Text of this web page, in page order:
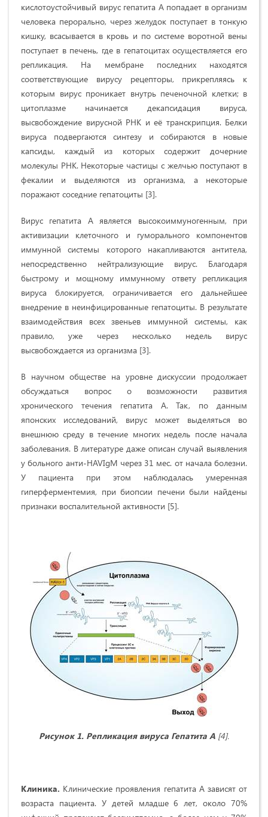
кислотоустойчивый вирус гепатита А попадает в организм
человека перорально, через желудок поступает в тонкую
кишку, всасывается в кровь и по системе воротной вены
поступает в печень, где в гепатоцитах осуществляется его
репликация. На мембране последних находятся
соответствующие вирусу рецепторы, прикрепляясь к
которым вирус проникает внутрь печеночной клетки; в
цитоплазме начинается декапсидация вируса,
высвобождение вирусной РНК и её транскрипция. Белки
вируса подвергаются синтезу и собираются в новые
капсиды, каждый из которых содержит дочерние
молекулы РНК. Некоторые частицы с желчью поступают в
фекалии и выделяются из организма, а некоторые
поражают соседние гепатоциты [3].
Вирус гепатита А является высокоиммуногенным, при
активизации клеточного и гуморального компонентов
иммунной системы которого накапливаются антитела,
непосредственно нейтрализующие вирус. Благодаря
быстрому и мощному иммунному ответу репликация
вируса блокируется, ограничивается его дальнейшее
внедрение в неинфицированные гепатоциты. В результате
взаимодействия всех звеньев иммунной системы, как
правило, уже через несколько недель вирус
высвобождается из организма [3].
В научном обществе на уровне дискуссии продолжает
обсуждаться вопрос о возможности развития
хронического течения гепатита А. Так, по данным
японских исследований, вирус может выделяться во
внешнюю среду в течение многих недель после начала
заболевания. В литературе даже описан случай выявления
у больного анти-HAVIgM через 31 мес. от начала болезни.
У пациента при этом наблюдалась умеренная
гиперферментемия, при биопсии печени были найдены
признаки воспалительной активности [5].
Рисунок 1. Репликация вируса Гепатита А [4].
Клиника. Клинические проявления гепатита А зависят от
возраста пациента. У детей младше 6 лет, около 70%